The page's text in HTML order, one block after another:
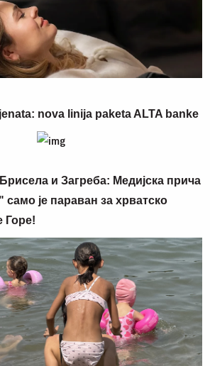
nova linija paketa ALTA banke
и Загреба: Медијска прича
је параван за хрватско
Горе!